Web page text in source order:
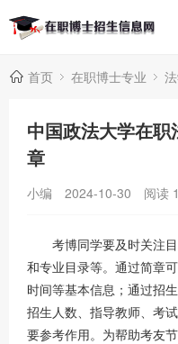
首页 在职博士专业
中国政法大学在
章
小编 2024-10-30 阅读
考博同学要及时关注目
和专业目录等。通过简章
时间等基本信息；通过招
招生人数、指导教师、考
要参考作用。为帮助考友节